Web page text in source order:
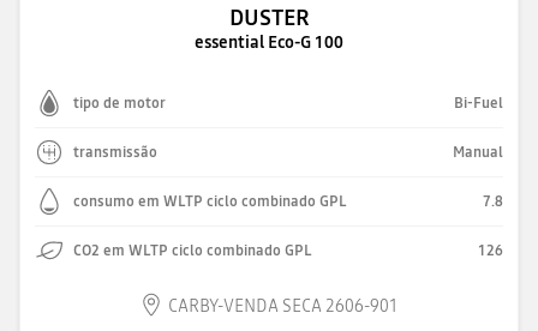
DUSTER
essential Eco-G 100
tipo de motor Bi-Fuel
transmissão Manual
consumo em WLTP ciclo combinado GPL 7.8
CO2 em WLTP ciclo combinado GPL 126
CARBY-VENDA SECA 2606-901